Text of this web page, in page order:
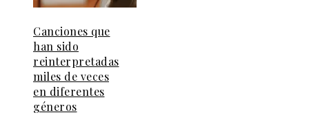
Canciones que
han sido
reinterpretadas
miles de veces
en diferentes
géneros